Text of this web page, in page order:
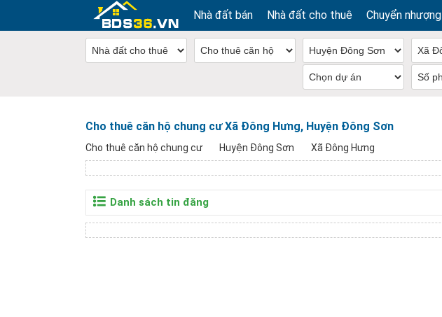
Nhà đất bán Nhà đất cho thuê Chuyển nhượng
Cho thuê căn hộ chung cư Xã Đông Hưng, Huyện Đông Sơn
Cho thuê căn hộ chung cư Huyện Đông Sơn Xã Đông Hưng
Danh sách tin đăng